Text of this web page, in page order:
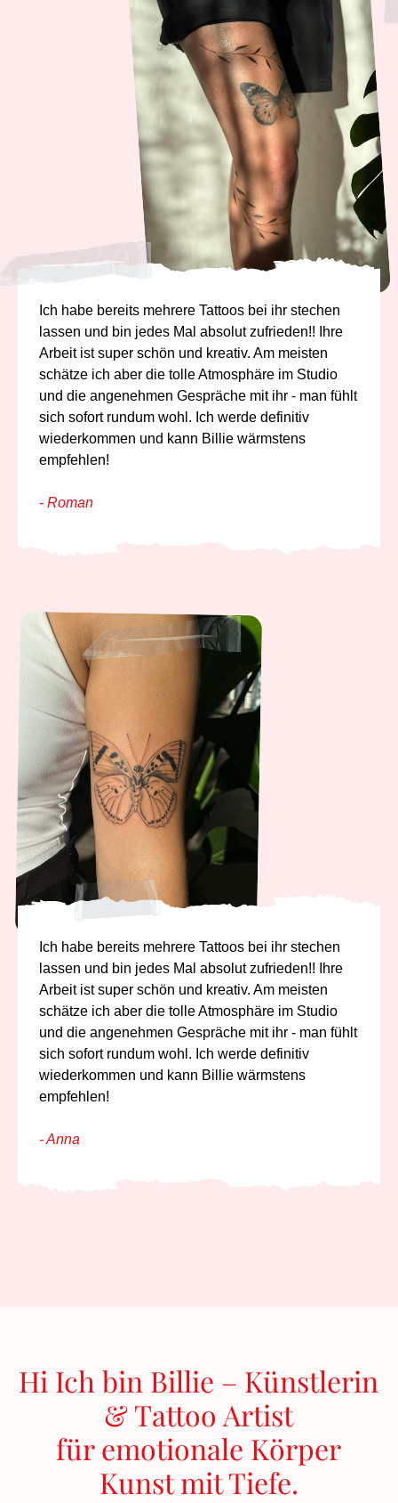
Ich habe bereits mehrere Tattoos bei ihr stechen
lassen und bin jedes Mal absolut zufrieden!! Ihre
Arbeit ist super schön und kreativ. Am meisten
schätze ich aber die tolle Atmosphäre im Studio
und die angenehmen Gespräche mit ihr - man fühlt
sich sofort rundum wohl. Ich werde definitiv
wiederkommen und kann Billie wärmstens
empfehlen!
- Roman
Ich habe bereits mehrere Tattoos bei ihr stechen
lassen und bin jedes Mal absolut zufrieden!! Ihre
Arbeit ist super schön und kreativ. Am meisten
schätze ich aber die tolle Atmosphäre im Studio
und die angenehmen Gespräche mit ihr - man fühlt
sich sofort rundum wohl. Ich werde definitiv
wiederkommen und kann Billie wärmstens
empfehlen!
- Anna
Hi Ich bin Billie – Künstlerin
& Tattoo Artist
für emotionale Körper
Kunst mit Tiefe.